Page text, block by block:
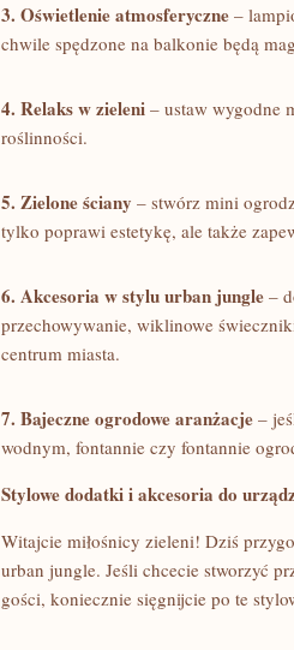
3. Oświetlenie atmosferyczne –
chwile spędzone na balkonie będą
4. Relaks w zieleni – ustaw‌ wygodne
roślinności.
5. Zielone ściany – stwórz mini
tylko poprawi estetykę, ale także
6. Akcesoria w stylu‍ urban jungle –
przechowywanie, wiklinowe
centrum miasta.
7. Bajeczne ogrodowe aranżacje –
wodnym, ⁤fontannie czy fontannie
Stylowe ‌dodatki​ i akcesoria do
Witajcie miłośnicy zieleni! Dziś
urban jungle. Jeśli chcecie stworzyć
gości,​ koniecznie sięgnijcie po te